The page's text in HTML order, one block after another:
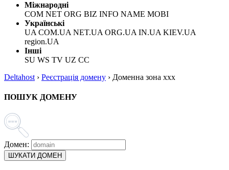
Міжнародні
COM NET ORG BIZ INFO NAME MOBI
Українські
UA COM.UA NET.UA ORG.UA IN.UA KIEV.UA
region.UA
Інші
SU WS TV UZ CC
Deltahost › Реєстрація домену › Доменна зона xxx
ПОШУК ДОМЕНУ
Домен:
ШУКАТИ ДОМЕН